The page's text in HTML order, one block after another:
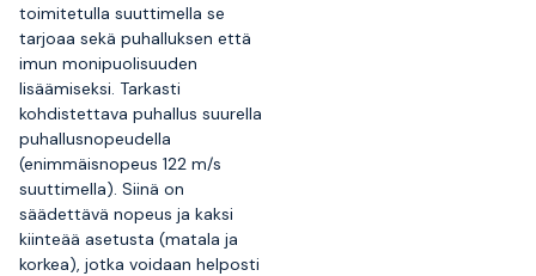
toimitetulla suuttimella se
tarjoaa sekä puhalluksen että
imun monipuolisuuden
lisäämiseksi. Tarkasti
kohdistettava puhallus suurella
puhallusnopeudella
(enimmäisnopeus 122 m/s
suuttimella). Siinä on
säädettävä nopeus ja kaksi
kiinteää asetusta (matala ja
korkea), jotka voidaan helposti